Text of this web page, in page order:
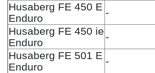
Husaberg FE 450 E
Enduro
-
Husaberg FE 450 ie
Enduro
-
Husaberg FE 501 E
Enduro
-